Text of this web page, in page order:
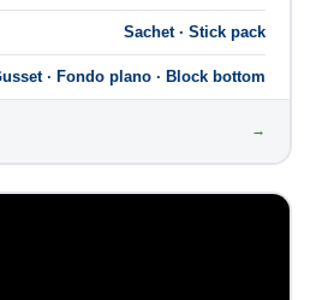
Sachet · Stick pack
· Fondo plano · Block bottom
→